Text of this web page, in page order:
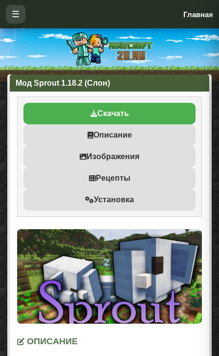
☰ Главная
Мод Sprout 1.18.2 (Слон)
Скачать
Описание
Изображения
Рецепты
Установка
ОПИСАНИЕ